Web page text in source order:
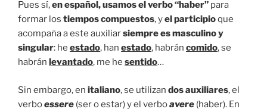
Pues sí,en español, usamos el verbo “haber” para
formar los tiempos compuestos, yel participioque
acompaña a este auxiliarsiempre es masculino y
singular: he estado, han estado, habrán comido, se
habrán levantado, me he sentido…
Sin embargo, en italiano, se utilizan dosauxiliares, el
verboessere (ser o estar) y el verboavere (haber). En